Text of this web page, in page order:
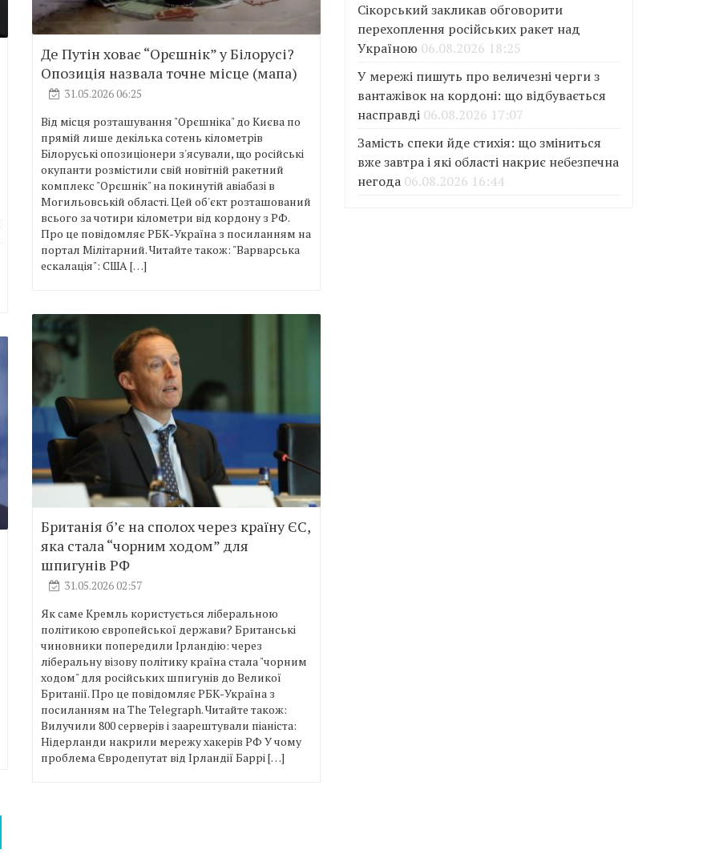
Де Путін ховає “Орєшнік” у Білорусі?
Опозиція назвала точне місце (мапа)
31.05.2026 06:25
Від місця розташування "Орєшніка" до Києва по
прямій лише декілька сотень кілометрів
Білоруські опозиціонери з'ясували, що російські
окупанти розмістили свій новітній ракетний
комплекс "Орєшнік" на покинутій авіабазі в
Могильовській області. Цей об'єкт розташований
всього за чотири кілометри від кордону з РФ.
Про це повідомляє РБК-Україна з посиланням на
портал Мілітарний. Читайте також: "Варварська
ескалація": США […]
Британія б’є на сполох через країну ЄС,
яка стала “чорним ходом” для
шпигунів РФ
31.05.2026 02:57
Як саме Кремль користується ліберальною
політикою європейської держави? Британські
чиновники попередили Ірландію: через
ліберальну візову політику країна стала "чорним
ходом" для російських шпигунів до Великої
Британії. Про це повідомляє РБК-Україна з
посиланням на The Telegraph. Читайте також:
Вилучили 800 серверів і заарештували піаніста:
Нідерланди накрили мережу хакерів РФ У чому
проблема Євродепутат від Ірландії Баррі […]
Сікорський закликав обговорити
перехоплення російських ракет над
Україною 06.08.2026 18:25
У мережі пишуть про величезні черги з
вантажівок на кордоні: що відбувається
насправді 06.08.2026 17:07
Замість спеки йде стихія: що зміниться
вже завтра і які області накриє небезпечна
негода 06.08.2026 16:44